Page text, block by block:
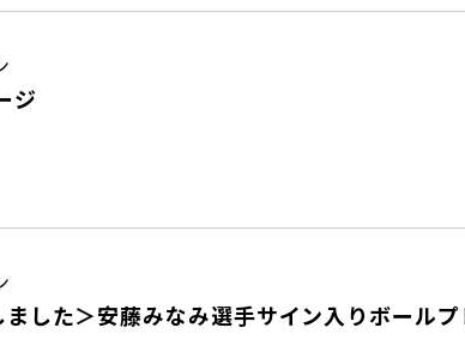
ジ
した＞安藤みなみ選手サイン入りボール